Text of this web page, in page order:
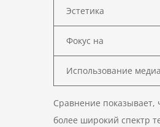
Эстетика
Фокус на
Использование медиа
Сравнение показывает,
более широкий спектр